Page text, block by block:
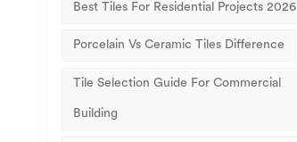
Best Tiles For Residential Projects 2026
Porcelain Vs Ceramic Tiles Difference
Tile Selection Guide For Commercial
Building